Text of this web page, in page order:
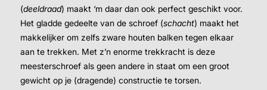
(deeldraad) maakt ‘m daar dan ook perfect geschikt voor.
Het gladde gedeelte van de schroef (schacht) maakt het
makkelijker om zelfs zware houten balken tegen elkaar
aan te trekken. Met z’n enorme trekkracht is deze
meesterschroef als geen andere in staat om een groot
gewicht op je (dragende) constructie te torsen.